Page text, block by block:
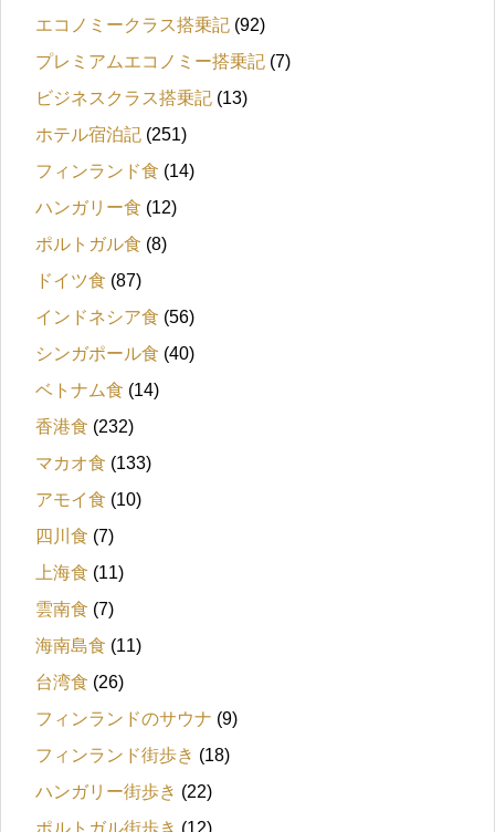
エコノミークラス搭乗記 (92)
プレミアムエコノミー搭乗記 (7)
ビジネスクラス搭乗記 (13)
ホテル宿泊記 (251)
フィンランド食 (14)
ハンガリー食 (12)
ポルトガル食 (8)
ドイツ食 (87)
インドネシア食 (56)
シンガポール食 (40)
ベトナム食 (14)
香港食 (232)
マカオ食 (133)
アモイ食 (10)
四川食 (7)
上海食 (11)
雲南食 (7)
海南島食 (11)
台湾食 (26)
フィンランドのサウナ (9)
フィンランド街歩き (18)
ハンガリー街歩き (22)